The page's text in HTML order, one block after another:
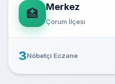
🏥 Merkez
Çorum İlçesi
3Nöbetçi Eczane